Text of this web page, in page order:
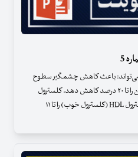
5
می‌‌تواند: باعث کاهش چشمگیر سطوح
کلسترول کل شود.تری‌گلیسیرید خون را تا ۲۰ درصد کاهش دهد. کلسترول
LDL را تا ۲۲ درصد کاهش دهد. کلسترول HDL (کلسترول خوب) را تا ۱۱